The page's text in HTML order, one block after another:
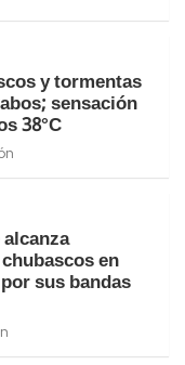
y tormentas
sensación
38°C
en
sus bandas